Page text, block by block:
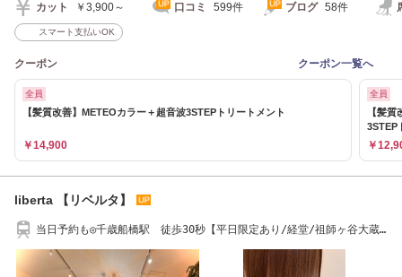
カット ￥3,900～ 口コミ 599件 ブログ 58件
スマート支払いOK
クーポン クーポン一覧へ
全員
【髪質改善】METEOカラー＋超音波3STEPトリートメント
￥14,900
全員
【髪
3STEP
￥
liberta 【リベルタ】
当日予約も◎千歳船橋駅 徒歩30秒【平日限定あり/経堂/祖師ヶ谷大蔵/